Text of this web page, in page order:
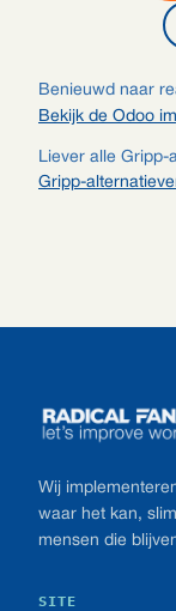
Benieuwd naar
Bekijk de Odoo
Liever alle Gripp-
Gripp-
Wij
waar het kan,
mensen die
SITE